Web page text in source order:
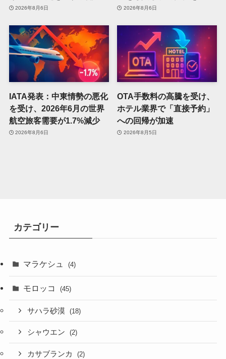
2026年8月6日 2026年8月6日
IATA発表：中東情勢の悪化
を受け、2026年6月の世界
航空旅客需要が1.7%減少
2026年8月6日
OTA手数料の高騰を受け、
ホテル業界で「直接予約」
への回帰が加速
2026年8月5日
カテゴリー
マラケシュ (4)
モロッコ (45)
サハラ砂漠 (18)
シャウエン (2)
カサブランカ (2)